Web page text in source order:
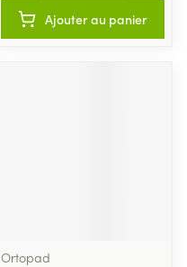
Ajouter au panier
Ortopad